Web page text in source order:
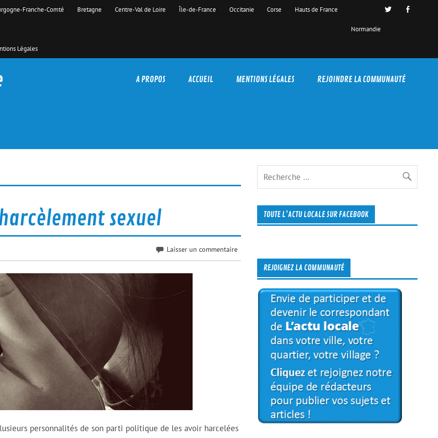
Franche-Comté Bretagne Centre-Val de Loire Île-de-France Occitanie Corse Hauts de France
Normandie
Légales
A PROPOS ACCUEIL MENTIONS LÉGALES REJOINDRE LA COMMUNAUTÉ
sexuel
Laisser un commentaire
personnalités de son parti politique de les avoir harcelées
TOUTE L’ACTU LOCALE SUR FACEBOOK
REJOIGNEZ LA COMMUNAUTÉ